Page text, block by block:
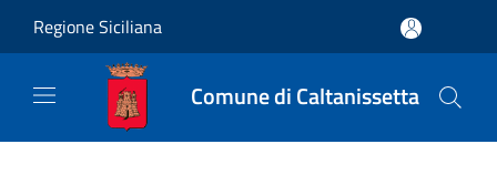
Regione Siciliana
Comune di Caltanissetta